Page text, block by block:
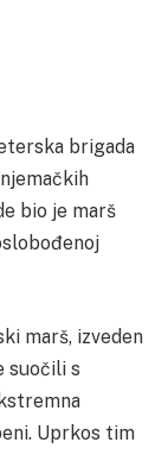
brigada
bio je marš
marš, izveden
suočili s
Uprkos tim